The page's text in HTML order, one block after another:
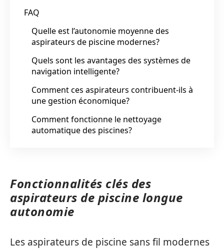
FAQ
Quelle est l’autonomie moyenne des
aspirateurs de piscine modernes?
Quels sont les avantages des systèmes de
navigation intelligente?
Comment ces aspirateurs contribuent-ils à
une gestion économique?
Comment fonctionne le nettoyage
automatique des piscines?
Fonctionnalités clés des
aspirateurs de piscine longue
autonomie
Les aspirateurs de piscine sans fil modernes